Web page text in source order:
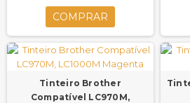
COMPRAR
Tinteiro Brother
Compatível LC970M,